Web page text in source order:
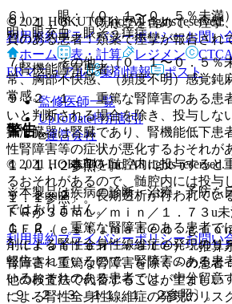
９．１．６． 既往歴を含めて、痙攣
質のある患者：類薬で痙攣が報告され
（腎機能障害患者）
９．２．１． 重篤な腎障害のある患
いと判断される場合を除き、投与しな
排泄臓器は腎臓であり、腎機能低下患
性腎障害等の症状が悪化するおそれが
１．１．２参照〕。
９．２．２． 長期透析が行われてい
ＦＲが３０ｍＬ／ｍｉｎ／１．７３u
ＧＦＲ（ｅｓｔｉｍａｔｅｄ ｇｌ
ｌｔｒａｔｉｏｎ ｒａｔｅ）：推算
腎障害＜重篤な腎障害を除く＞の患者
他の検査法で代替することが望ましい
による腎性全身性線維症の発現のリス
６）． 眼：（０．１〜０．５％未満
明）眼充血、眼そう痒症。
７）． その他：（０．１〜０．５％
常、胸部不快感、（頻度不明）感覚鈍
常感。
警告
１．１． 本剤を髄腔内に投与すると
るおそれがあるので、髄腔内には投与
１．１参照〕。
１．２． 重篤な腎障害のある患者で
剤による腎性全身性線維症の発現のリ
報告されているので、腎障害のある患
いるおそれのある患者では、十分留意
−９．２．３、１１．１．２参照〕。
© 2021 HOKUTO Inc. All rights reserved.
利用規約プライバシーポリシーお問い
ホーム
表・計算 レジメン
ERマニュアル
薬剤情報 ポスト
監修医師一覧
UpToDate特別割引
運営会社
© 2021 HOKUTO Inc. All rights reserved.
※本製品は疾病の診断・治療・予防を
ではありません。
利用規約プライバシーポリシーお問い